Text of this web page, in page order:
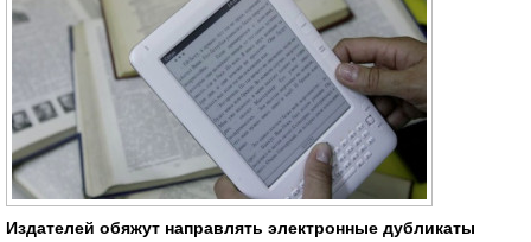
Издателей обяжут направлять электронные дубликаты